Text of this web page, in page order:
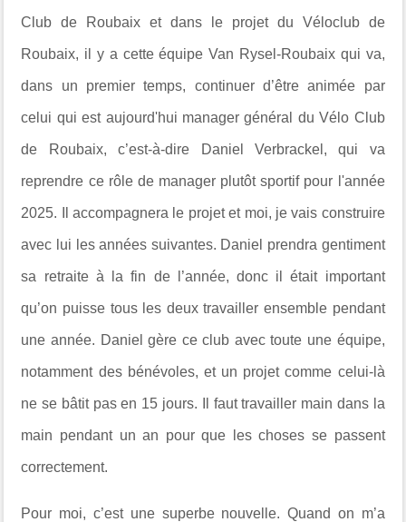
Club de Roubaix et dans le projet du Véloclub de
Roubaix, il y a cette équipe Van Rysel-Roubaix qui va,
dans un premier temps, continuer d’être animée par
celui qui est aujourd'hui manager général du Vélo Club
de Roubaix, c’est-à-dire Daniel Verbrackel, qui va
reprendre ce rôle de manager plutôt sportif pour l'année
2025. Il accompagnera le projet et moi, je vais construire
avec lui les années suivantes. Daniel prendra gentiment
sa retraite à la fin de l’année, donc il était important
qu’on puisse tous les deux travailler ensemble pendant
une année. Daniel gère ce club avec toute une équipe,
notamment des bénévoles, et un projet comme celui-là
ne se bâtit pas en 15 jours. Il faut travailler main dans la
main pendant un an pour que les choses se passent
correctement.
Pour moi, c’est une superbe nouvelle. Quand on m’a